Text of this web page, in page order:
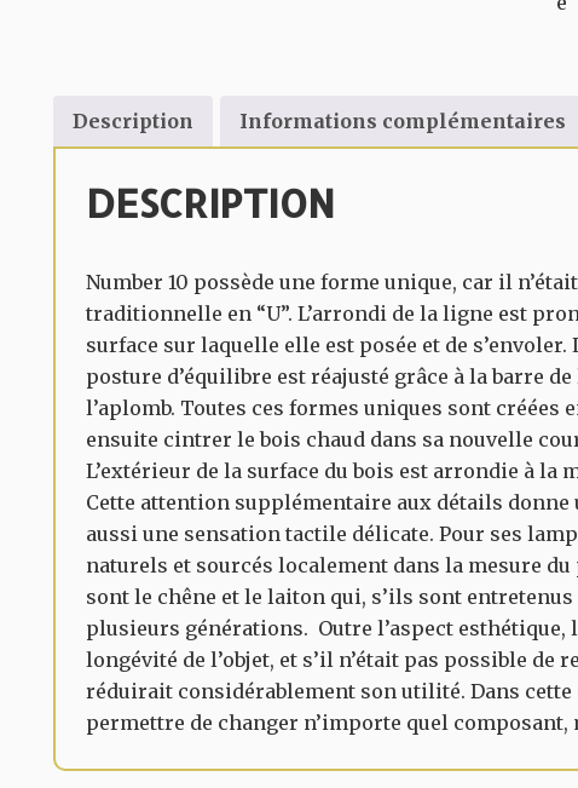
Description Informations complémentaires
DESCRIPTION
Number 10 possède une forme unique, car il
traditionnelle en “U”. L’arrondi de la ligne est
surface sur laquelle elle est posée et de
posture d’équilibre est réajusté grâce à la barre
l’aplomb. Toutes ces formes uniques sont créées
ensuite cintrer le bois chaud dans sa nouvelle
L’extérieur de la surface du bois est arrondie à la
Cette attention supplémentaire aux détails donne
aussi une sensation tactile délicate. Pour ses
naturels et sourcés localement dans la mesure
sont le chêne et le laiton qui, s’ils sont
plusieurs générations. Outre l’aspect
longévité de l’objet, et s’il n’était pas possible de
réduirait considérablement son utilité. Dans cette
permettre de changer n’importe quel composant,